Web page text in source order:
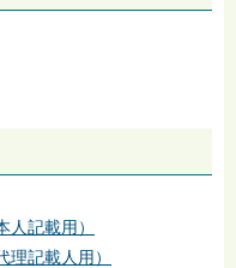
記載用）
記載人用）